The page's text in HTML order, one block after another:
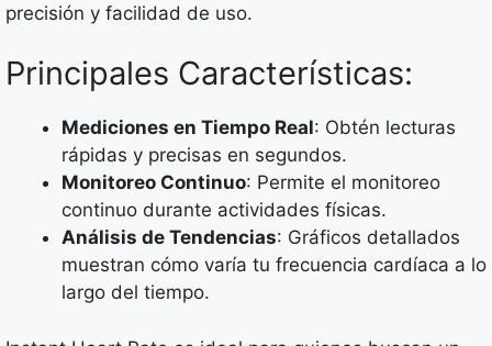
precisión y facilidad de uso.
Principales Características:
Mediciones en Tiempo Real: Obtén lecturas
rápidas y precisas en segundos.
Monitoreo Continuo: Permite el monitoreo
continuo durante actividades físicas.
Análisis de Tendencias: Gráficos detallados
muestran cómo varía tu frecuencia cardíaca a lo
largo del tiempo.